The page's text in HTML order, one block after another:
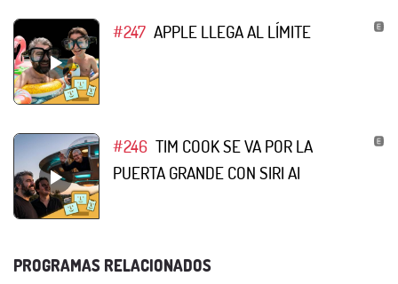
#247 APPLE LLEGA AL LÍMITE
#246 TIM COOK SE VA POR LA
PUERTA GRANDE CON SIRI AI
PROGRAMAS RELACIONADOS